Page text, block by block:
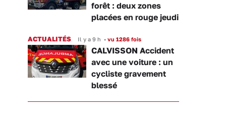
forêt : deux zones
placées en rouge jeudi
ACTUALITÉS Il y a 9 h • vu 1286 fois
CALVISSON Accident
avec une voiture : un
cycliste gravement
blessé